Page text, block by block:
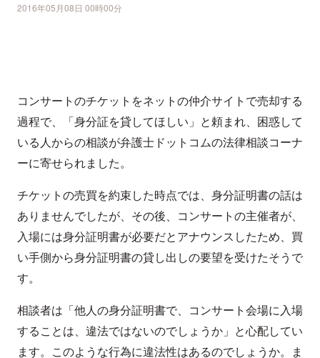
2016年05月08日 00時00分
コンサートのチケットをネットの仲介サイトで売却する
過程で、「身分証を貸してほしい」と頼まれ、困惑して
いる人からの相談が弁護士ドットコムの法律相談コーナ
ーに寄せられました。
チケットの売買を約束した時点では、身分証明書の話は
ありませんでしたが、その後、コンサートの主催者が、
入場には身分証明書が必要だとアナウンスしたため、買
い手側から身分証明書の貸し出しの要望を受けたそうで
す。
相談者は「他人の身分証明書で、コンサート会場に入場
することは、違法ではないのでしょうか」と心配してい
ます。このような行為に違法性はあるのでしょうか。ま